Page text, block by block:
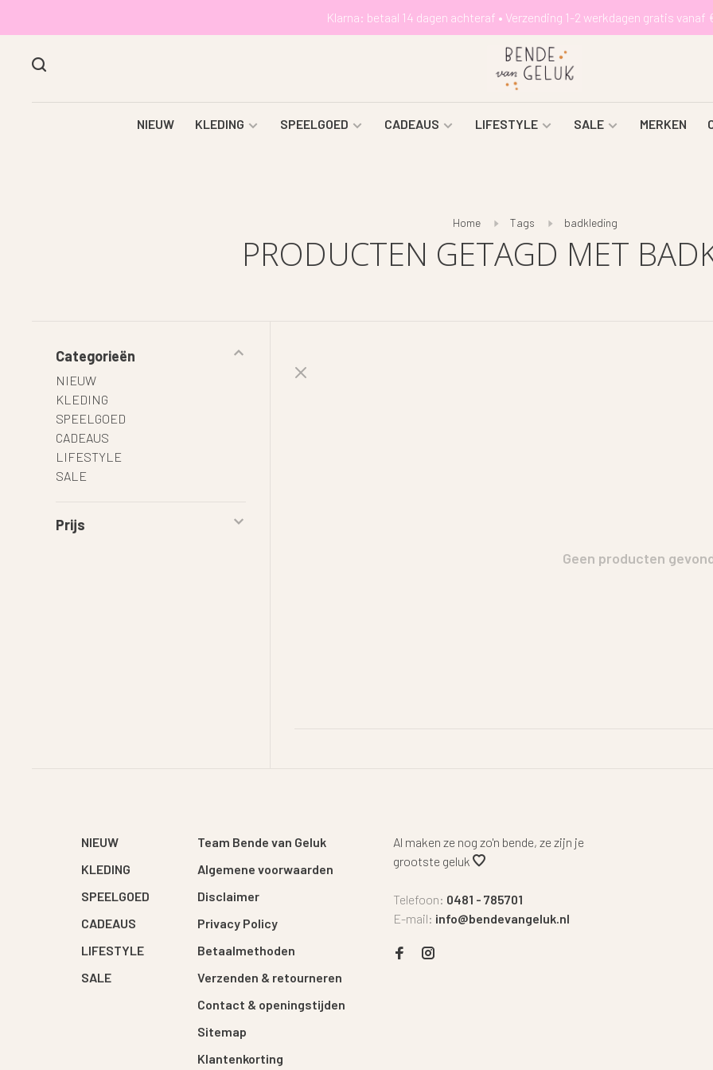
Klarna: betaal 14 dagen achteraf • Verzending 1-2 werkdagen gratis vanaf
NIEUW KLEDING SPEELGOED CADEAUS LIFESTYLE SALE MERKEN
Home Tags badkleding
PRODUCTEN GETAGD MET
Categorieën
NIEUW
KLEDING
SPEELGOED
CADEAUS
LIFESTYLE
SALE
Prijs
Geen producten
NIEUW
KLEDING
SPEELGOED
CADEAUS
LIFESTYLE
SALE
Team Bende van Geluk
Algemene voorwaarden
Disclaimer
Privacy Policy
Betaalmethoden
Verzenden & retourneren
Contact & openingstijden
Sitemap
Klantenkorting
Al maken ze nog zo'n bende, ze zijn je
grootste geluk
Telefoon: 0481 - 785701
E-mail: info@bendevangeluk.nl